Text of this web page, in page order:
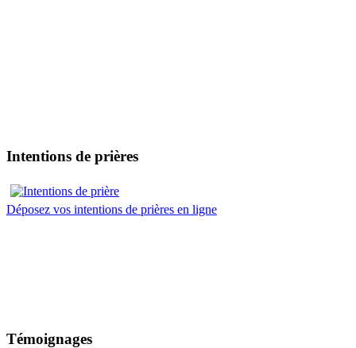
Intentions de prières
Déposez vos intentions de prières en ligne
Témoignages